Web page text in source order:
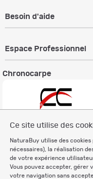
Ce site utilise des
NaturaBuy utilise des
nécessaires), la réalisation
de votre expérience
Vous pouvez accepter, gérer
votre navigation sans
Besoin d'aide
Espace Professionnel
Chronocarpe
Informations légales
Charte éthique
Mentions légales
Règlement & Conditions